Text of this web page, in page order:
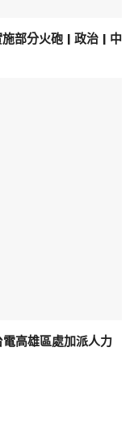
部分火砲 | 政治 | 中
高雄區處加派人力